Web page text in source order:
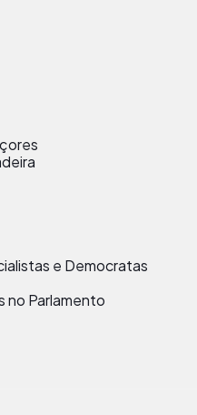
e Democratas
no Parlamento